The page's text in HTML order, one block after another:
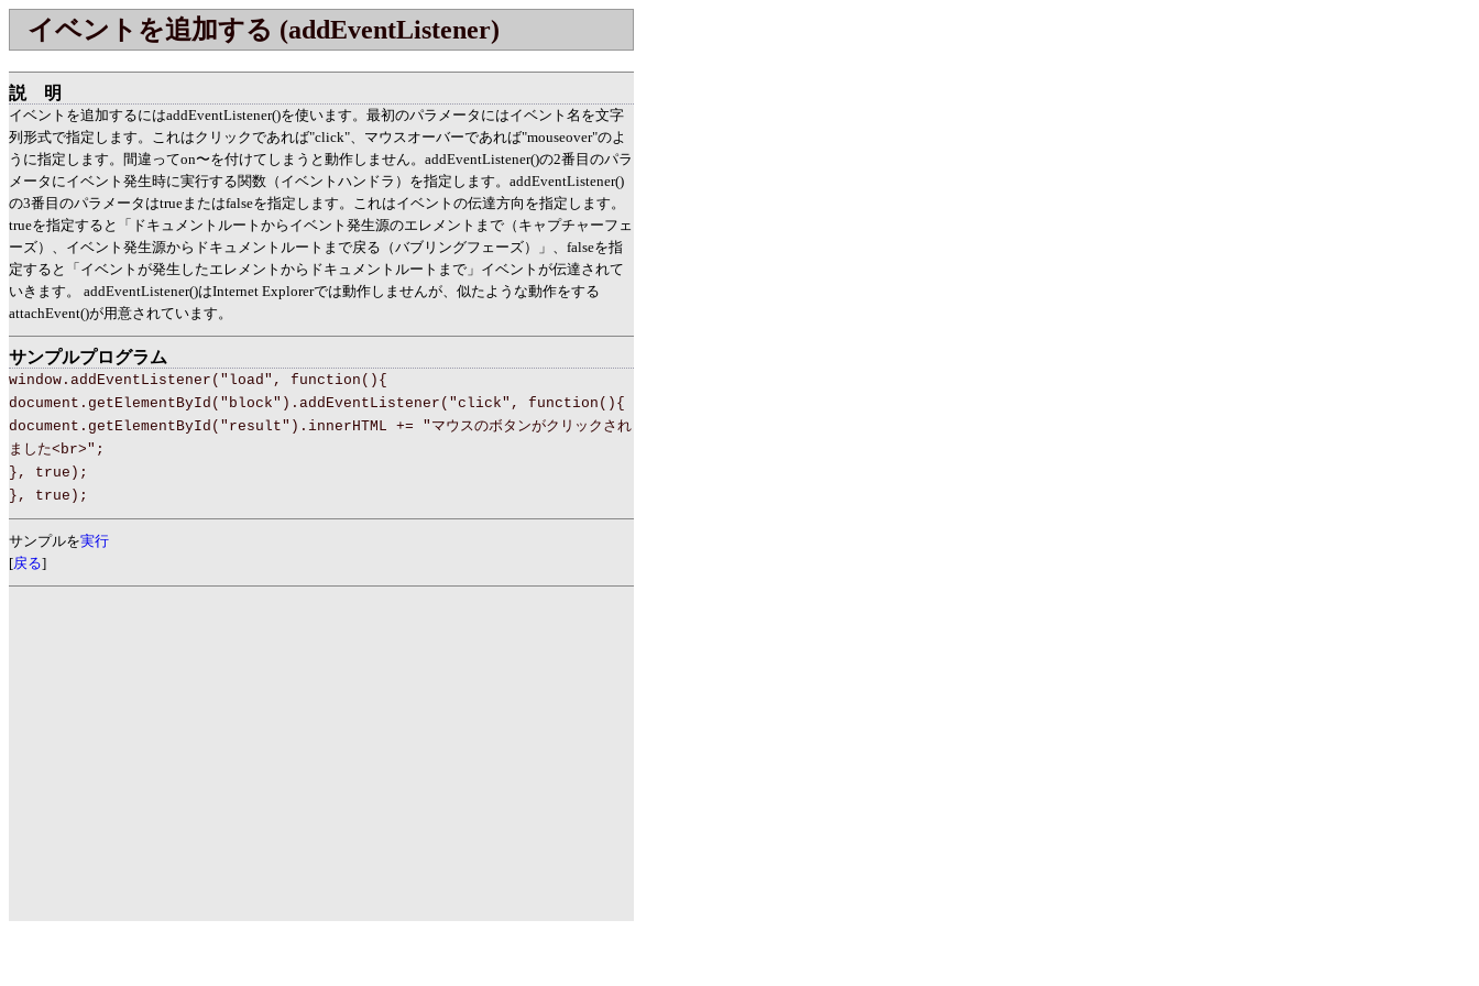
イベントを追加する (addEventListener)
説明
イベントを追加するにはaddEventListener()を使います。最初のパラメータにはイベント名を文字
列形式で指定します。これはクリックであれば"click"、マウスオーバーであれば"mouseover"のよ
うに指定します。間違ってon〜を付けてしまうと動作しません。addEventListener()の2番目のパラ
メータにイベント発生時に実行する関数（イベントハンドラ）を指定します。addEventListener()
の3番目のパラメータはtrueまたはfalseを指定します。これはイベントの伝達方向を指定します。
trueを指定すると「ドキュメントルートからイベント発生源のエレメントまで（キャプチャーフェ
ーズ）、イベント発生源からドキュメントルートまで戻る（バブリングフェーズ）」、falseを指
定すると「イベントが発生したエレメントからドキュメントルートまで」イベントが伝達されて
いきます。 addEventListener()はInternet Explorerでは動作しませんが、似たような動作をする
attachEvent()が用意されています。
サンプルプログラム
window.addEventListener("load", function(){
document.getElementById("block").addEventListener("click", function(){
document.getElementById("result").innerHTML += "マウスのボタンがクリックされ
ました<br>";
}, true);
}, true);
サンプルを実行
[戻る]